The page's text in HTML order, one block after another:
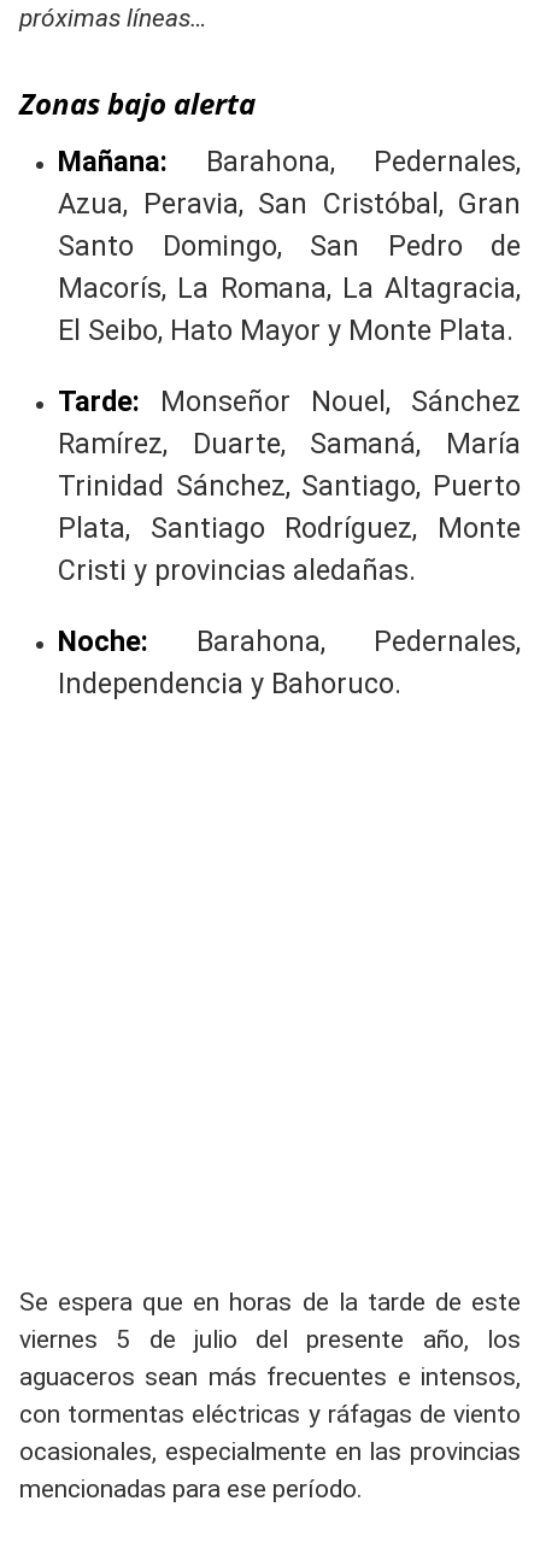
próximas líneas…
Zonas bajo alerta
Mañana: Barahona, Pedernales,
Azua, Peravia, San Cristóbal, Gran
Santo Domingo, San Pedro de
Macorís, La Romana, La Altagracia,
El Seibo, Hato Mayor y Monte Plata.
Tarde: Monseñor Nouel, Sánchez
Ramírez, Duarte, Samaná, María
Trinidad Sánchez, Santiago, Puerto
Plata, Santiago Rodríguez, Monte
Cristi y provincias aledañas.
Noche: Barahona, Pedernales,
Independencia y Bahoruco.
Se espera que en horas de la tarde de este
viernes 5 de julio del presente año, los
aguaceros sean más frecuentes e intensos,
con tormentas eléctricas y ráfagas de viento
ocasionales, especialmente en las provincias
mencionadas para ese período.